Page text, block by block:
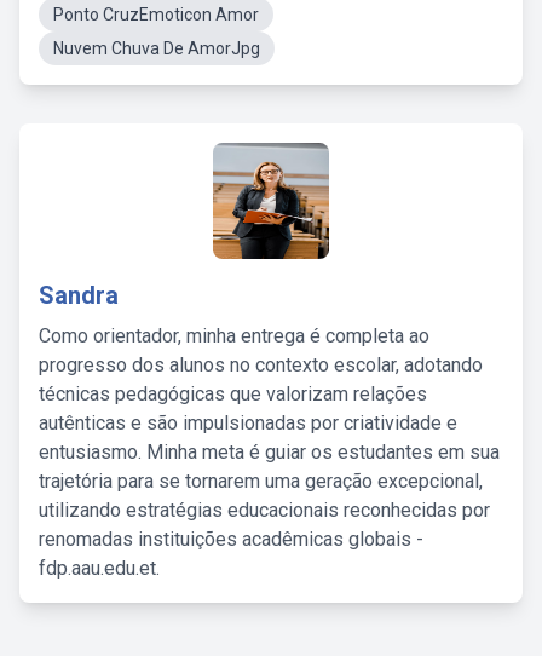
Ponto CruzEmoticon Amor
Nuvem Chuva De AmorJpg
Sandra
Como orientador, minha entrega é completa ao
progresso dos alunos no contexto escolar, adotando
técnicas pedagógicas que valorizam relações
autênticas e são impulsionadas por criatividade e
entusiasmo. Minha meta é guiar os estudantes em sua
trajetória para se tornarem uma geração excepcional,
utilizando estratégias educacionais reconhecidas por
renomadas instituições acadêmicas globais -
fdp.aau.edu.et.